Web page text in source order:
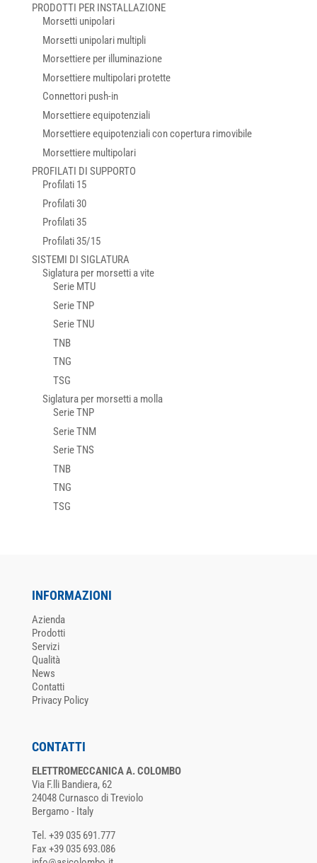
PRODOTTI PER INSTALLAZIONE
Morsetti unipolari
Morsetti unipolari multipli
Morsettiere per illuminazione
Morsettiere multipolari protette
Connettori push-in
Morsettiere equipotenziali
Morsettiere equipotenziali con copertura rimovibile
Morsettiere multipolari
PROFILATI DI SUPPORTO
Profilati 15
Profilati 30
Profilati 35
Profilati 35/15
SISTEMI DI SIGLATURA
Siglatura per morsetti a vite
Serie MTU
Serie TNP
Serie TNU
TNB
TNG
TSG
Siglatura per morsetti a molla
Serie TNP
Serie TNM
Serie TNS
TNB
TNG
TSG
INFORMAZIONI
Azienda
Prodotti
Servizi
Qualità
News
Contatti
Privacy Policy
CONTATTI
ELETTROMECCANICA A. COLOMBO
Via F.lli Bandiera, 62
24048 Curnasco di Treviolo
Bergamo - Italy
Tel. +39 035 691.777
Fax +39 035 693.086